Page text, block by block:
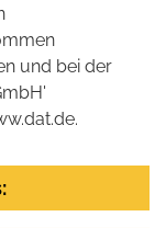
und bei der